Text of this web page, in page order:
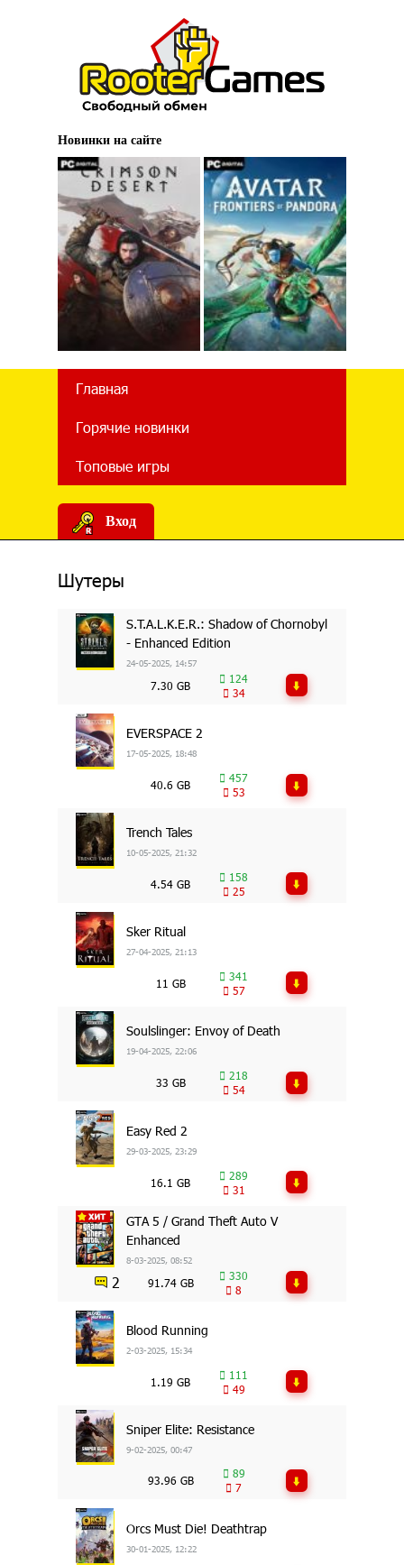
Новинки на сайте
Главная
Горячие новинки
Топовые игры
Вход
Шутеры
S.T.A.L.K.E.R.: Shadow of Chornobyl
- Enhanced Edition
24-05-2025, 14:57
7.30 GB
124
34
EVERSPACE 2
17-05-2025, 18:48
40.6 GB
457
53
Trench Tales
10-05-2025, 21:32
4.54 GB
158
25
Sker Ritual
27-04-2025, 21:13
11 GB
341
57
Soulslinger: Envoy of Death
19-04-2025, 22:06
33 GB
218
54
Easy Red 2
29-03-2025, 23:29
16.1 GB
289
31
GTA 5 / Grand Theft Auto V
Enhanced
8-03-2025, 08:52
2 91.74 GB
330
8
Blood Running
2-03-2025, 15:34
1.19 GB
111
49
Sniper Elite: Resistance
9-02-2025, 00:47
93.96 GB
89
7
Orcs Must Die! Deathtrap
30-01-2025, 12:22